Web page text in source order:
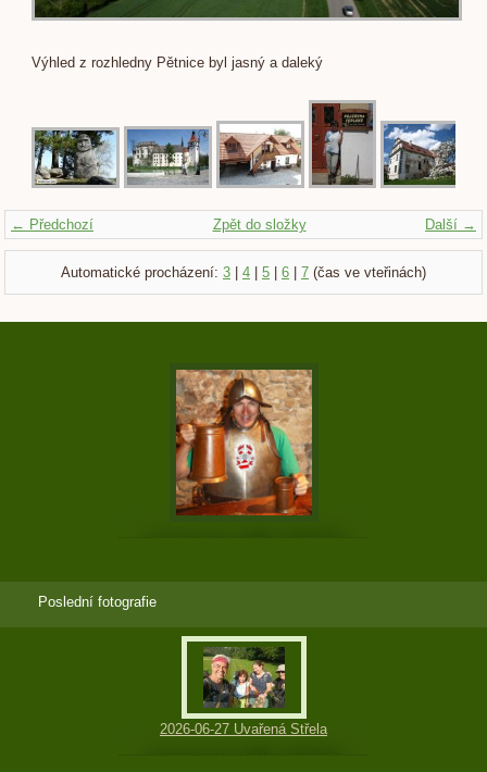
Výhled z rozhledny Pětnice byl jasný a daleký
← Předchozí Další →
Zpět do složky
Automatické procházení: 3 | 4 | 5 | 6 | 7 (čas ve vteřinách)
Poslední fotografie
2026-06-27 Uvařená Střela